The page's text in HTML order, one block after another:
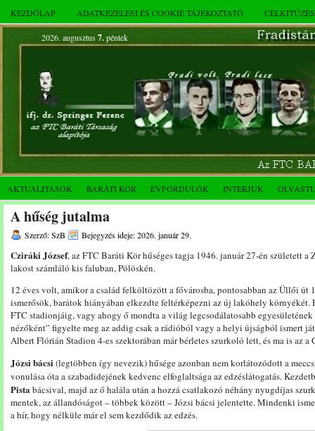
KEZDŐLAP ADATKEZELÉSI ÉS COOKIE TÁJÉKOZTATÓ
2026. augusztus 7.péntek
AKTUALITÁSOK BARÁTI KÖR ÉVFORDULÓK INTERJÚK
A hűség jutalma
Szerző: SzB Bejegyzés ideje: 2026. január 29.
Cziráki József, az FTC Baráti Kör hűséges tagja 1946. január 27-én született
lakost számláló kis faluban, Pölöskén.
12 éves volt, amikor a család felköltözött a fővárosba, pontosabban az Üllői út
ismerősök, barátok hiányában elkezdte feltérképezni az új lakóhely
FTC stadionjáig, vagy ahogy ő mondta a világ legcsodálatosabb
nézőként” figyelte meg az addig csak a rádióból vagy a helyi újságból ismert
Albert Flórián Stadion 4-es szektorában már bérletes szurkoló lett, és ma is az a
Józsi bácsi(legtöbben így nevezik) hűsége azonban nem korlátozódott a
vonulása óta a szabadidejének kedvenc elfoglaltsága az edzéslátogatás.
Pista bácsival, majd az ő halála után a hozzá csatlakozó néhány nyugdíjas
mentek, az állandóságot – többek között – Józsi bácsi jelentette. Mindenki
a hír, hogy nélküle már el sem kezdődik az edzés.